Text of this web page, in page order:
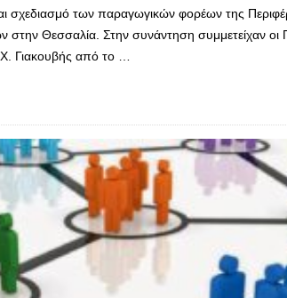
σχεδιασμό των παραγωγικών φορέων της
στην Θεσσαλία. Στην συνάντηση συμμετείχαν οι
Γιακουβής από το …